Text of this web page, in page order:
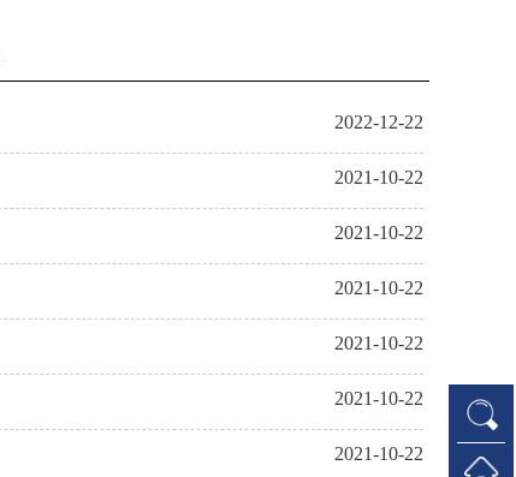
2022-12-22
2021-10-22
2021-10-22
2021-10-22
2021-10-22
2021-10-22
2021-10-22